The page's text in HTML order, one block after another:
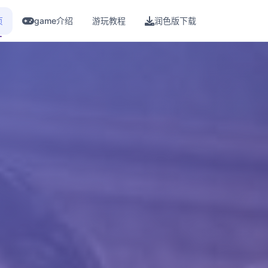
game介绍 游玩教程 润色版下载